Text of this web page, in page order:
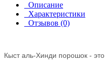
Описание
Характеристики
Отзывов (0)
Кыст аль-Хинди порошок -